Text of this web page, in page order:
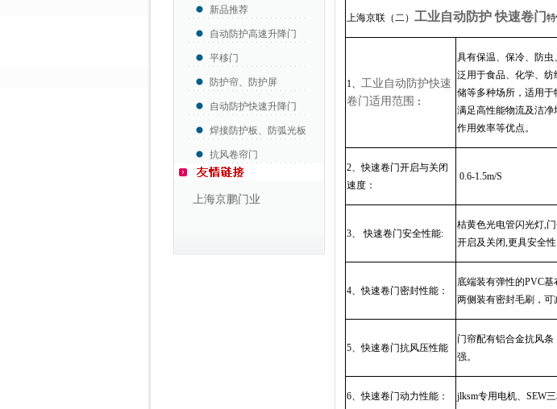
新品推荐
自动防护高速升降门
平移门
防护帘、防护屏
自动防护快速升降门
焊接防护板、防弧光板
抗风卷帘门
上海京鹏门业
上海京联（二） 工业自动防护 快速卷门 特
1、 工业自动防护快速
卷门适用范围 ：
具有保温、保冷、防
泛用于食品、化学、
储等多种场所，适用
满足高性能物流及洁
作用效率等优点。
2、快速卷门开启与关闭
速度：
0.6-1.5m/S
3、 快速卷门安全性能:
桔黄色光电管闪光灯,
开启及关闭,更具安全性
4、快速卷门密封性能：
底端装有弹性的PVC基
两侧装有密封毛刷，可
5、快速卷门抗风压性能
门帘配有铝合金抗风
强。
6、快速卷门动力性能： jlksm专用电机、SEW